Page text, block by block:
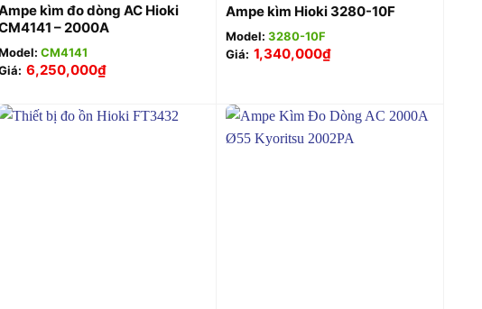
kìm đo dòng AC Hioki
– 2000A
CM4141
6,250,000₫
Ampe kìm Hioki 3280-10F
Model: 3280-10F
Giá: 1,340,000₫